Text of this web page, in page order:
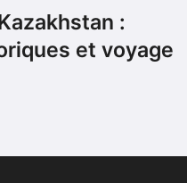
:
et voyage